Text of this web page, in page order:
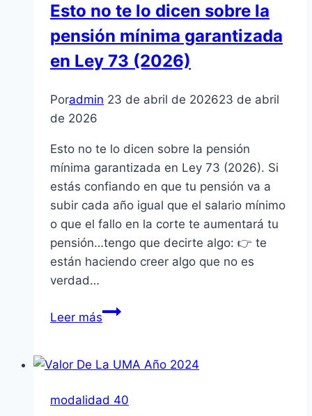
Conviene
Esto no te lo dicen sobre la
pensión mínima garantizada
en Ley 73 (2026)
Poradmin 23 de abril de 202623 de abril
de 2026
Esto no te lo dicen sobre la pensión
mínima garantizada en Ley 73 (2026). Si
estás confiando en que tu pensión va a
subir cada año igual que el salario mínimo
o que el fallo en la corte te aumentará tu
pensión…tengo que decirte algo: 👉 te
están haciendo creer algo que no es
verdad…
Leer másEsto
lo
sobre
modalidad 40